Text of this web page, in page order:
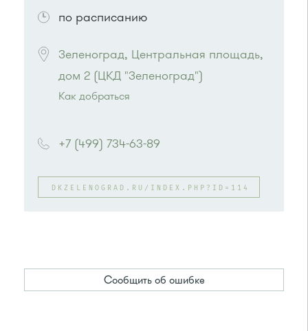
по расписанию
Зеленоград, Центральная площадь,
дом 2 (ЦКД "Зеленоград")
Как добраться
Автобусы № 1, 2.
Маршрутка № 419м, 720м, 903
Автобусы № 2, 6, 7, 10, 19.
Маршрутка № 419м, 476м, 720м, 903
+7 (499) 734-63-89
DKZELENOGRAD.RU/INDEX.PHP?ID=114
Сообщить об ошибке